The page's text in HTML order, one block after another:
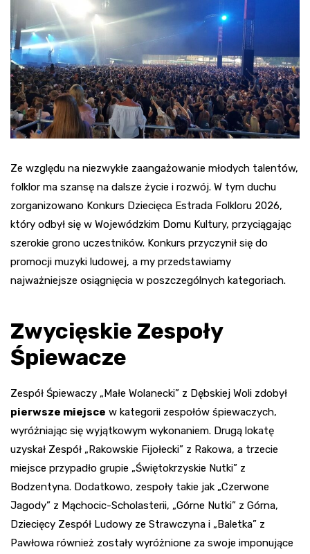
Ze względu na niezwykłe zaangażowanie młodych talentów,
folklor ma szansę na dalsze życie i rozwój. W tym duchu
zorganizowano Konkurs Dziecięca Estrada Folkloru 2026,
który odbył się w Wojewódzkim Domu Kultury, przyciągając
szerokie grono uczestników. Konkurs przyczynił się do
promocji muzyki ludowej, a my przedstawiamy
najważniejsze osiągnięcia w poszczególnych kategoriach.
Zwycięskie Zespoły
Śpiewacze
Zespół Śpiewaczy „Małe Wolanecki” z Dębskiej Woli zdobył
pierwsze miejsce w kategorii zespołów śpiewaczych,
wyróżniając się wyjątkowym wykonaniem. Drugą lokatę
uzyskał Zespół „Rakowskie Fijołecki” z Rakowa, a trzecie
miejsce przypadło grupie „Świętokrzyskie Nutki” z
Bodzentyna. Dodatkowo, zespoły takie jak „Czerwone
Jagody” z Mąchocic-Scholasterii, „Górne Nutki” z Górna,
Dziecięcy Zespół Ludowy ze Strawczyna i „Baletka” z
Pawłowa również zostały wyróżnione za swoje imponujące